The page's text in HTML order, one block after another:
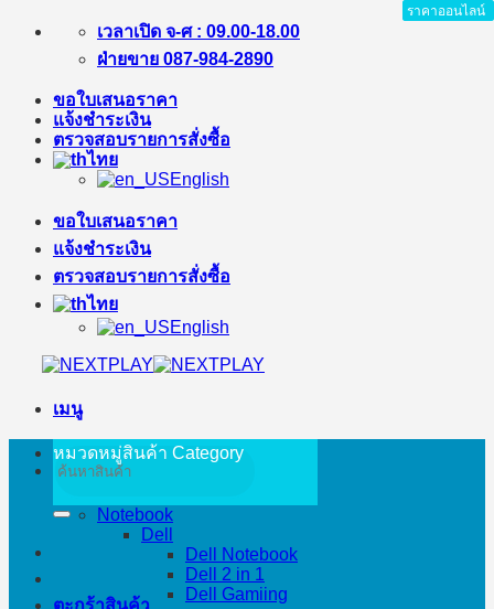
ข้าม
เนื้อหา
เวลาเปิด จ-ศ : 09.00-18.00
ฝ่ายขาย 087-984-2890
ขอใบเสนอราคา
แจ้งชำระเงิน
ตรวจสอบรายการสั่งซื้อ
ไทย
English
ขอใบเสนอราคา
แจ้งชำระเงิน
ตรวจสอบรายการสั่งซื้อ
ไทย
English
เมนู
ค้นหา:
ตะกร้าสินค้า
หมวดหมู่สินค้า Category
Notebook
Dell
Dell Notebook
Dell 2 in 1
Dell Gamiing
ราคาออนไลน์
ราคาออนไลน์